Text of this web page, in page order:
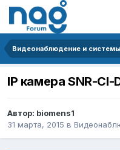
Видеонаблюдение и
IP камера SNR-CI-
Автор: biomens1
31 марта, 2015 в